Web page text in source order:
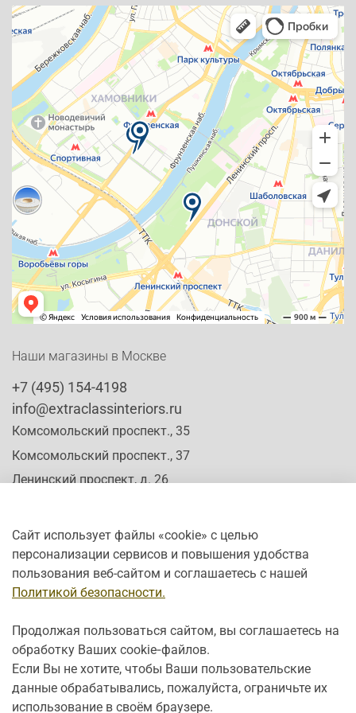
Наши магазины в Москве
+7 (495) 154-4198
info@extraclassinteriors.ru
Комсомольский проспект., 35
Комсомольский проспект., 37
Ленинский проспект, д. 26
Время работы:
Пн-Сб: c 10:00 - 20:00
Вс: с 12:00 - 19:00
Сайт использует файлы «cookie» с целью
персонализации сервисов и повышения удобства
пользования веб-сайтом и соглашаетесь с нашей
Политикой безопасности.
Продолжая пользоваться сайтом, вы соглашаетесь на
обработку Ваших cookie‑файлов.
Если Вы не хотите, чтобы Ваши пользовательские
данные обрабатывались, пожалуйста, ограничьте их
использование в своём браузере.